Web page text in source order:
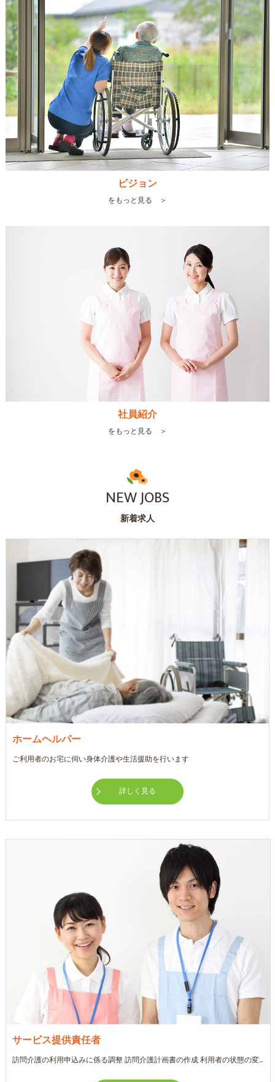
ビジョン
をもっと見る ＞
社員紹介
をもっと見る ＞
新着求人
NEW JOBS
ホームヘルパー
ご利用者のお宅に伺い身体介護や生活援助を行います
詳しく見る
サービス提供責任者
訪問介護の利用申込みに係る調整 訪問介護計画書の作成 利用者の状態の変化や意向の把握 ヘルパーのコーディネイトや指導 居宅介護支援事業所等との連携 その他サービス内容の管理に必要な業務